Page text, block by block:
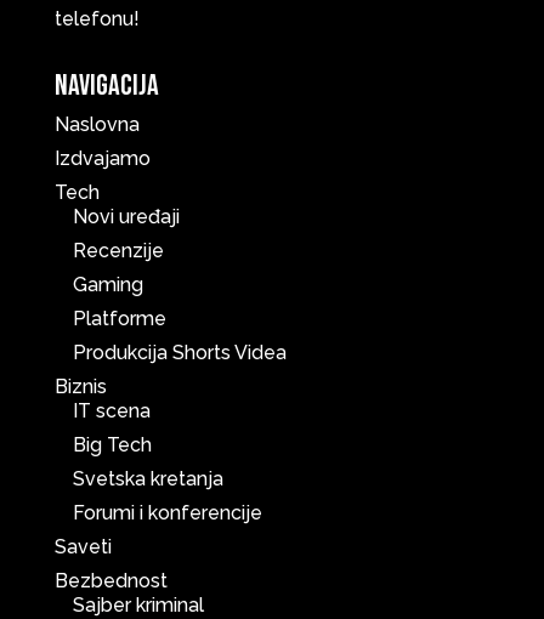
telefonu!
Navigacija
Naslovna
Izdvajamo
Tech
Novi uređaji
Recenzije
Gaming
Platforme
Produkcija Shorts Videa
Biznis
IT scena
Big Tech
Svetska kretanja
Forumi i konferencije
Saveti
Bezbednost
Sajber kriminal